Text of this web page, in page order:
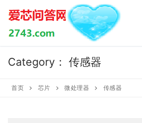
Skip
content
Category： 传感器
首页 芯片 微处理器 传感器